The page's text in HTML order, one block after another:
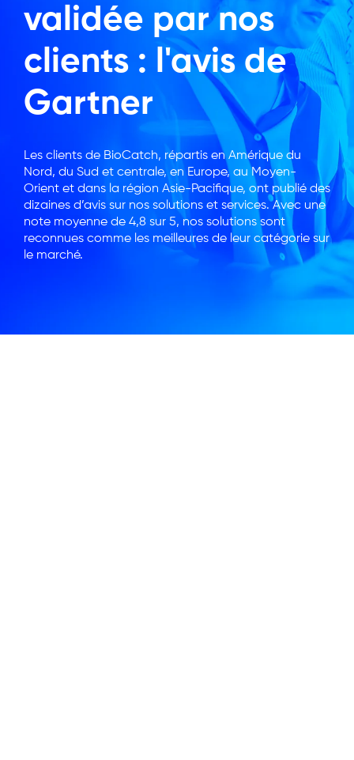
validée par nos
clients : l'avis de
Gartner
Les clients de BioCatch, répartis en Amérique du
Nord, du Sud et centrale, en Europe, au Moyen-
Orient et dans la région Asie-Pacifique, ont publié des
dizaines d’avis sur nos solutions et services. Avec une
note moyenne de 4,8 sur 5, nos solutions sont
reconnues comme les meilleures de leur catégorie sur
le marché.